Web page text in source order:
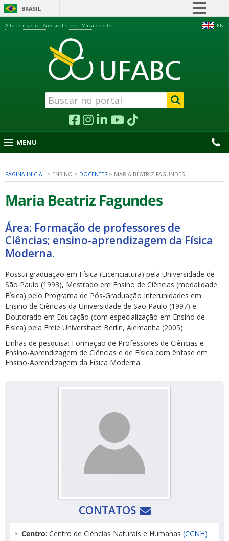
BRASIL
Acesso à informação
Legislação
Canais
EN
Alto contraste Acessibilidade Mapa do site
MENU
PÁGINA INICIAL > ENSINO > DOCENTES > MARIA BEATRIZ FAGUNDES
Maria Beatriz Fagundes
Área: Formação de professores de
Ciências; ensino-aprendizagem da Física
Moderna.
Possui graduação em Física (Licenciatura) pela Universidade de
São Paulo (1993), Mestrado em Ensino de Ciências (modalidade
Física) pelo Programa de Pós-Graduação Interunidades em
Ensino de Ciências da Universidade de São Paulo (1997) e
Doutorado em Educação (com especialização em Ensino de
Física) pela Freie Universitaet Berlin, Alemanha (2005).
Linhas de pesquisa: Formação de Professores de Ciências e
Ensino-Aprendizagem de Ciências e de Física com ênfase em
Ensino-Aprendizagem da Física Moderna.
CONTATOS
Centro: Centro de Ciências Naturais e Humanas (CCNH)